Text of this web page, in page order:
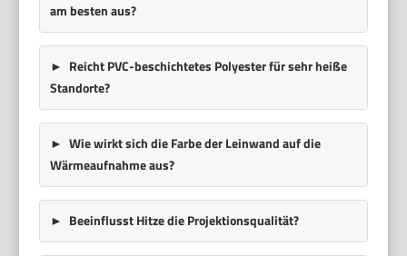
am besten aus?
Reicht PVC-beschichtetes Polyester für sehr heiße
Standorte?
Wie wirkt sich die Farbe der Leinwand auf die
Wärmeaufnahme aus?
Beeinflusst Hitze die Projektionsqualität?